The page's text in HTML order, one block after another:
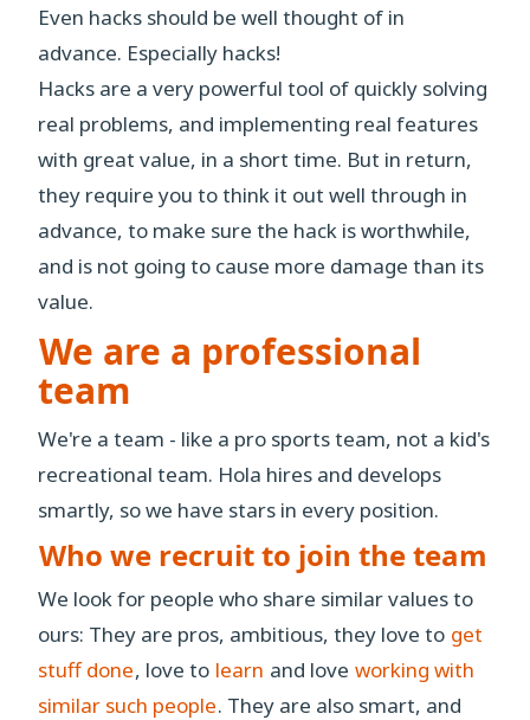
Even hacks should be well thought of in
advance. Especially hacks!
Hacks are a very powerful tool of quickly solving
real problems, and implementing real features
with great value, in a short time. But in return,
they require you to think it out well through in
advance, to make sure the hack is worthwhile,
and is not going to cause more damage than its
value.
We are a professional
team
We're a team - like a pro sports team, not a kid's
recreational team. Hola hires and develops
smartly, so we have stars in every position.
Who we recruit to join the team
We look for people who share similar values to
ours: They are pros, ambitious, they love to get
stuff done, love to learn and love working with
similar such people. They are also smart, and